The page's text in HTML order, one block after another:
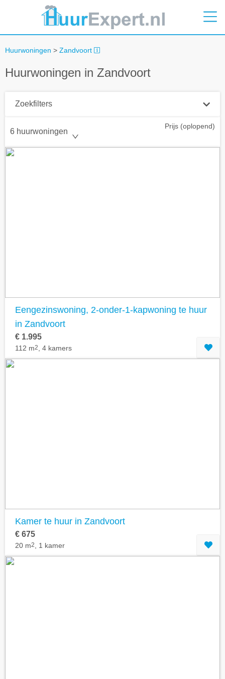
Huurwoningen > Zandvoort
Huurwoningen in Zandvoort
Zoekfilters
Plaatsnaam
6 huurwoningen
Prijs (oplopend)
Eengezinswoning, 2-onder-1-kapwoning te huur
in Zandvoort
€ 1.995
112 m2 , 4 kamers
Kamer te huur in Zandvoort
€ 675
20 m2 , 1 kamer